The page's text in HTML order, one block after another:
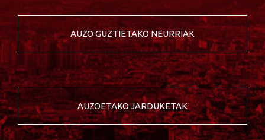
AUZO GUZTIETAKO NEURRIAK
AUZOETAKO JARDUKETAK